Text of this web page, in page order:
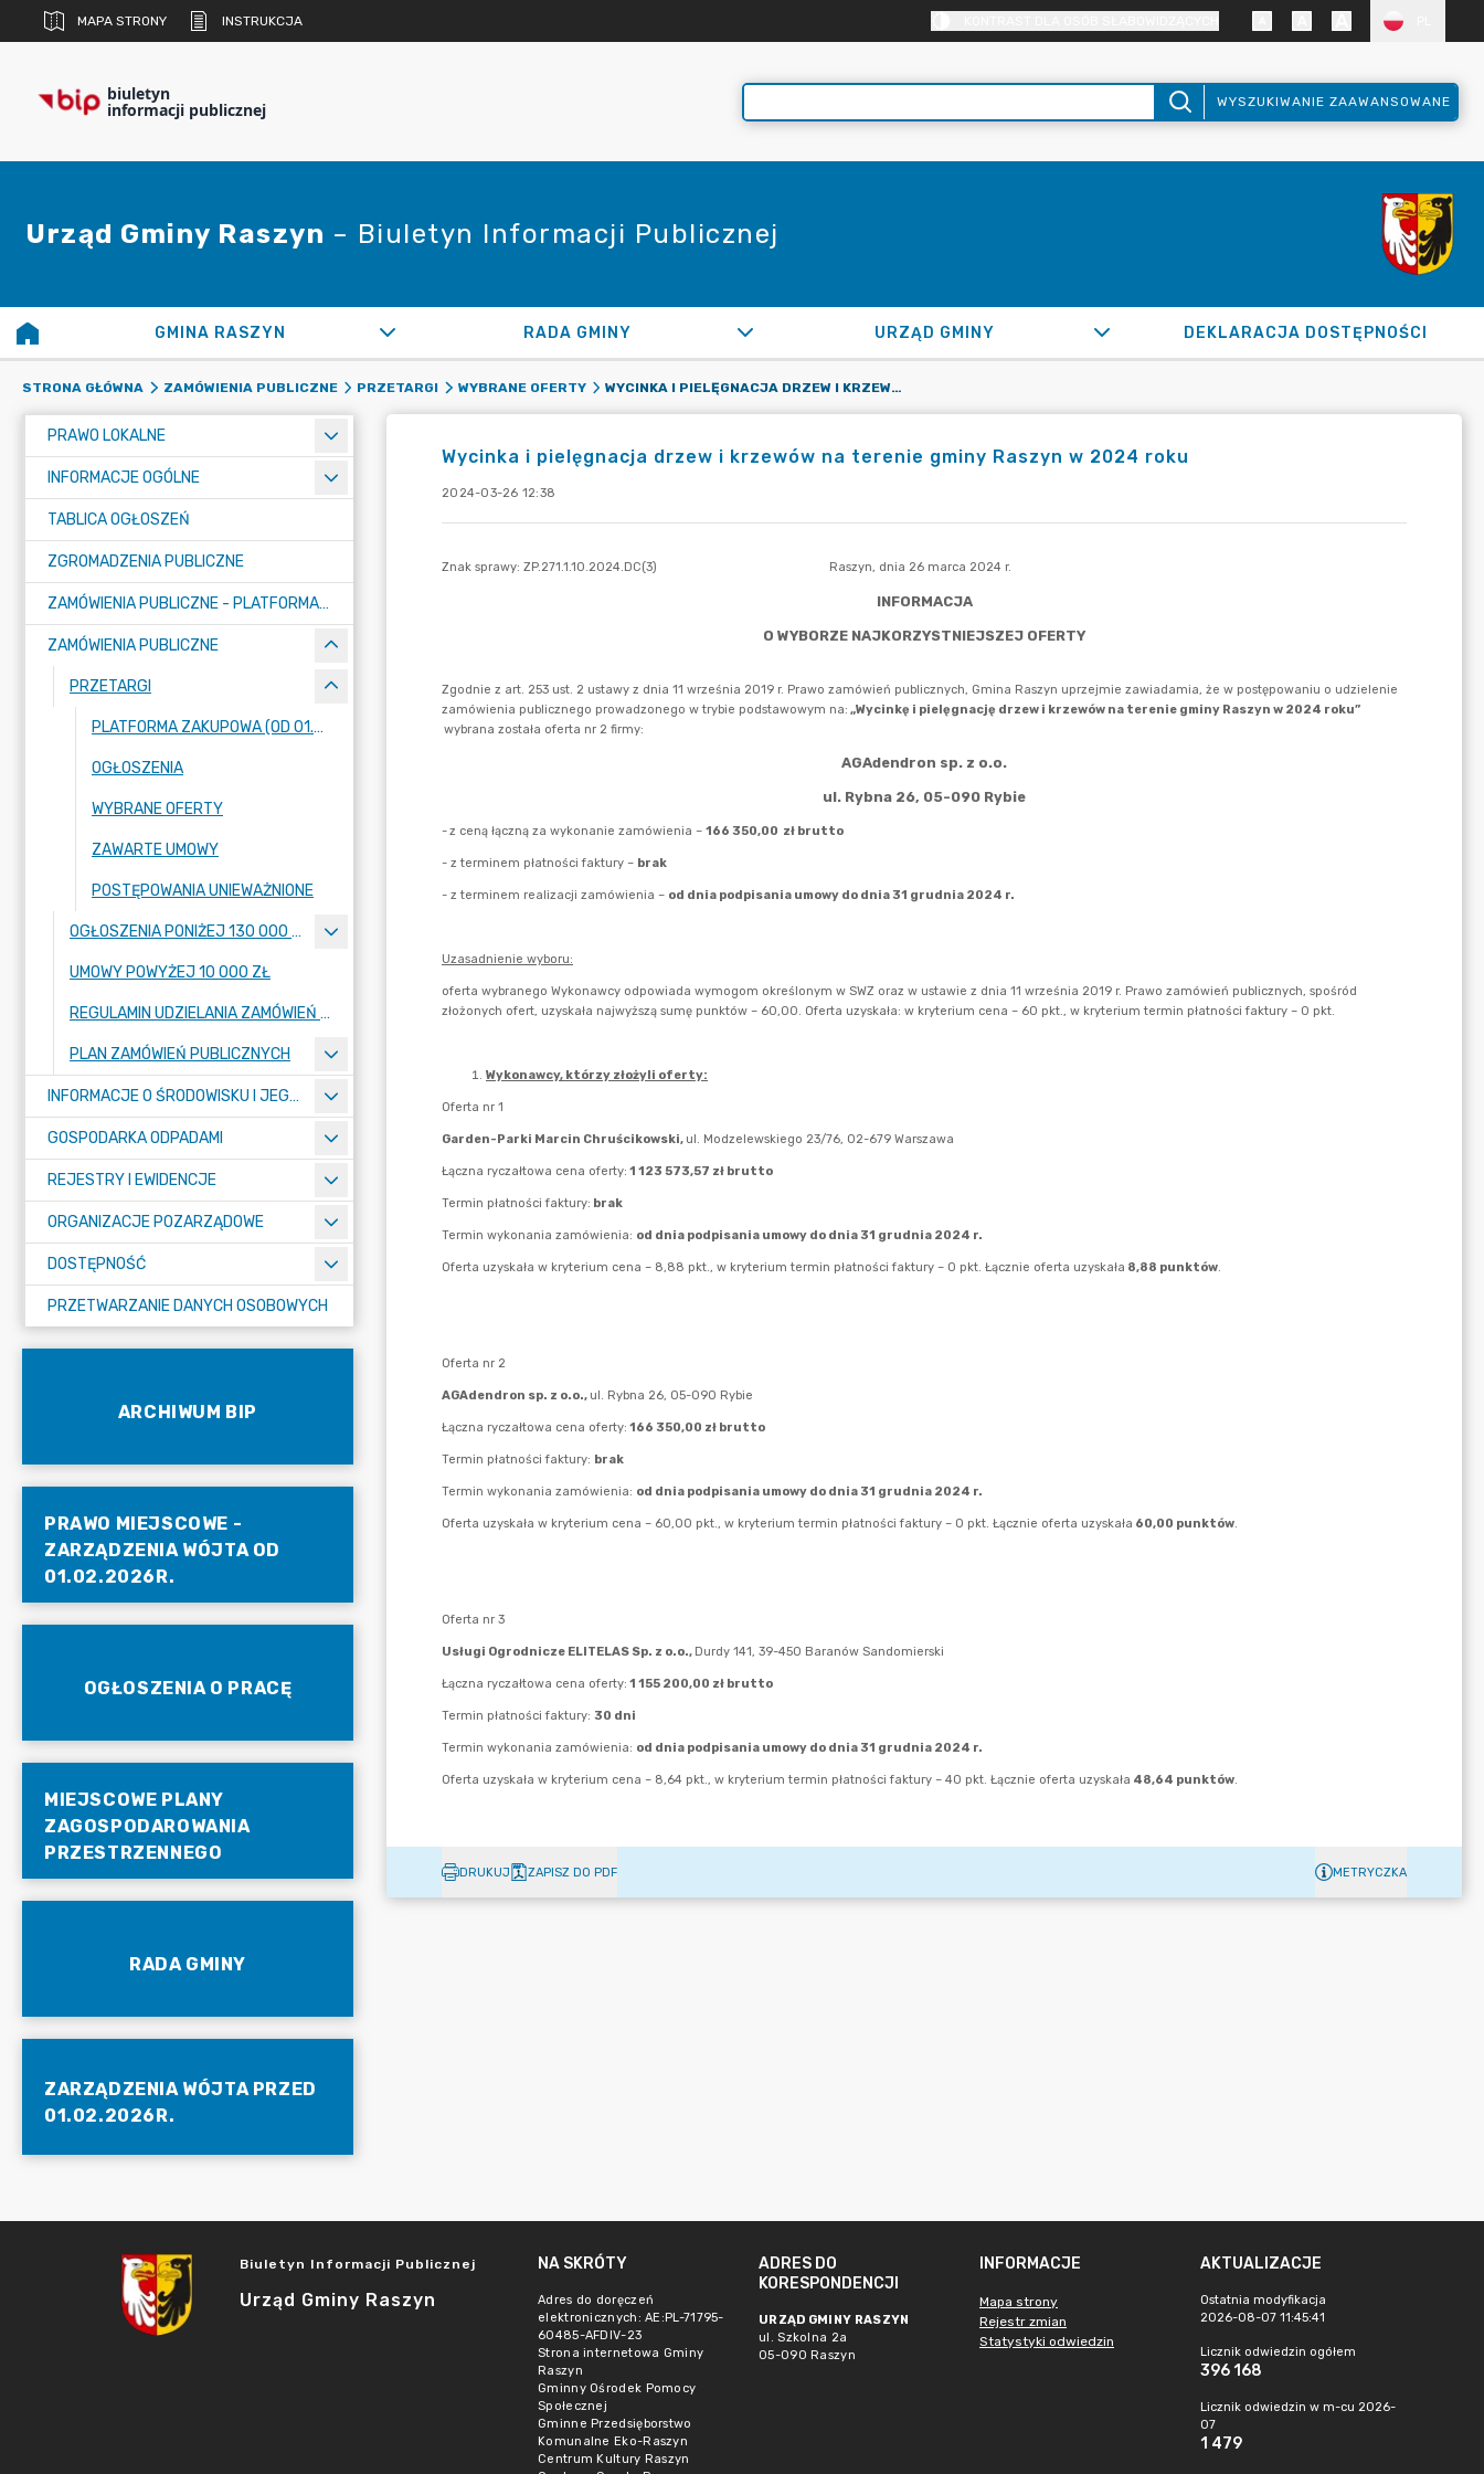
MAPA STRONY INSTRUKCJA
biuletyn
informacji publicznej WYSZUKIWANIE ZAAWANSOWANE
Urząd Gminy Raszyn – Biuletyn Informacji Publicznej
GMINA RASZYN RADA GMINY URZĄD GMINY DEKLARACJA DOSTĘPNOŚCI
STRONA GŁÓWNA ZAMÓWIENIA PUBLICZNE PRZETARGI WYBRANE OFERTY WYCINKA I PIELĘGNACJA DRZEW I KRZEWÓW NA TERENIE GMINY RASZYN W 2024 ROKU
PRAWO LOKALNE
INFORMACJE OGÓLNE
TABLICA OGŁOSZEŃ
ZGROMADZENIA PUBLICZNE
ZAMÓWIENIA PUBLICZNE - PLATFORMA ZAKUPOWA (OD 01.05.2025R.)
ZAMÓWIENIA PUBLICZNE
PRZETARGI
PLATFORMA ZAKUPOWA (OD 01.05.2025R.)
OGŁOSZENIA
WYBRANE OFERTY
ZAWARTE UMOWY
POSTĘPOWANIA UNIEWAŻNIONE
OGŁOSZENIA PONIŻEJ 130 000 ZŁ
UMOWY POWYŻEJ 10 000 ZŁ
REGULAMIN UDZIELANIA ZAMÓWIEŃ PUBLICZNYCH
PLAN ZAMÓWIEŃ PUBLICZNYCH
INFORMACJE O ŚRODOWISKU I JEGO OCHRONIE
GOSPODARKA ODPADAMI
REJESTRY I EWIDENCJE
ORGANIZACJE POZARZĄDOWE
DOSTĘPNOŚĆ
PRZETWARZANIE DANYCH OSOBOWYCH
ARCHIWUM BIP
PRAWO MIEJSCOWE -
ZARZĄDZENIA WÓJTA OD
01.02.2026R.
OGŁOSZENIA O PRACĘ
MIEJSCOWE PLANY
ZAGOSPODAROWANIA
PRZESTRZENNEGO
RADA GMINY
ZARZĄDZENIA WÓJTA PRZED
01.02.2026R.
Wycinka i pielęgnacja drzew i krzewów na terenie gminy Raszyn w 2024 roku
2024-03-26 12:38
DRUKUJ ZAPISZ DO PDF METRYCZKA
Biuletyn Informacji Publicznej
Urząd Gminy Raszyn
NA SKRÓTY
Adres do doręczeń
elektronicznych: AE:PL-71795-
60485-AFDIV-23
Strona internetowa Gminy
Raszyn
Gminny Ośrodek Pomocy
Społecznej
Gminne Przedsięborstwo
Komunalne Eko-Raszyn
Centrum Kultury Raszyn
ADRES DO
KORESPONDENCJI
URZĄD GMINY RASZYN
ul. Szkolna 2a
05-090 Raszyn
INFORMACJE
Mapa strony
Rejestr zmian
Statystyki odwiedzin
AKTUALIZACJE
Ostatnia modyfikacja
2026-08-07 11:45:41
Licznik odwiedzin ogółem
396 168
Licznik odwiedzin w m-cu 2026-
07
1 479